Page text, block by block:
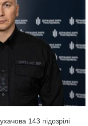
143 підозрілі